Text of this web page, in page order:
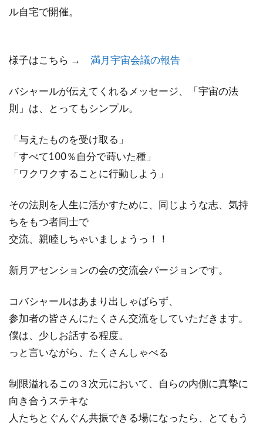
ル自宅で開催。
様子はこちら → 満月宇宙会議の報告
バシャールが伝えてくれるメッセージ、「宇宙の法
則」は、とってもシンプル。
「与えたものを受け取る」
「すべて100％自分で蒔いた種」
「ワクワクすることに行動しよう」
その法則を人生に活かすために、同じような志、気持
ちをもつ者同士で
交流、親睦しちゃいましょうっ！！
新月アセンションの会の交流会バージョンです。
コバシャールはあまり出しゃばらず、
参加者の皆さんにたくさん交流をしていただきます。
僕は、少しお話する程度。
っと言いながら、たくさんしゃべる
制限溢れるこの３次元において、自らの内側に真摯に
向き合うステキな
人たちとぐんぐん共振できる場になったら、とてもう